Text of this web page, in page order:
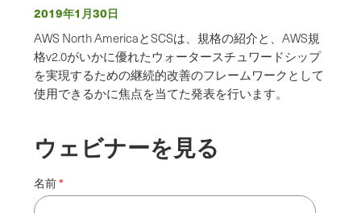
2019年1月30日
AWS North AmericaとSCSは、規格の紹介と、AWS規
格v2.0がいかに優れたウォータースチュワードシップ
を実現するための継続的改善のフレームワークとして
使用できるかに焦点を当てた発表を行います。
ウェビナーを見る
名前